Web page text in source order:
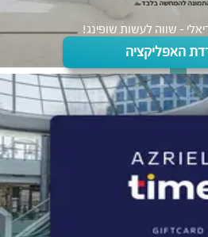
- שווה לעשות שופינג!
האפליקציה